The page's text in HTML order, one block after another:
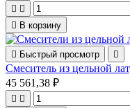
 
 В корзину
 Быстрый просмотр 
Смеситель из цельной
45 561,38 ₽
 